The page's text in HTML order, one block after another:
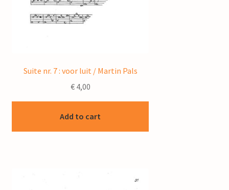
Suite nr. 7 : voor luit / Martin Pals
€4,00
Add to cart